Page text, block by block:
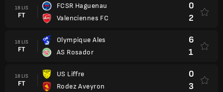
18 LIS
FT
FCSR Haguenau
Valenciennes FC
0
2
18 LIS
FT
Olympique Ales
AS Rosador
6
1
18 LIS
FT
US Liffre
Rodez Aveyron
0
3